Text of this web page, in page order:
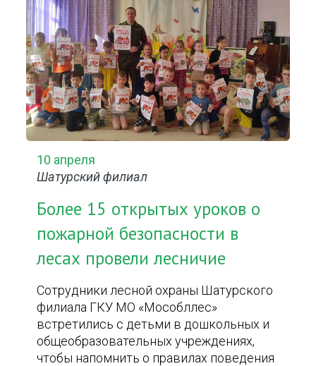
10 апреля
Шатурский филиал
Более 15 открытых уроков о
пожарной безопасности в
лесах провели лесничие
Сотрудники лесной охраны Шатурского
филиала ГКУ МО «Мособллес»
встретились с детьми в дошкольных и
общеобразовательных учреждениях,
чтобы напомнить о правилах поведения